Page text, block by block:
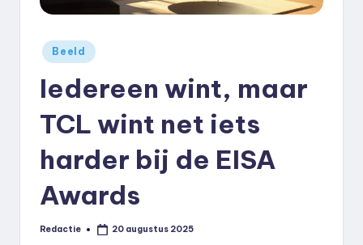
Geplaatst
in
Beeld
Iedereen wint, maar
TCL wint net iets
harder bij de EISA
Awards
Geplaatst
Redactie 20 augustus 2025